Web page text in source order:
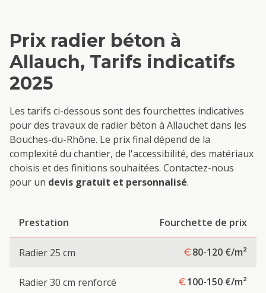
Prix radier béton à
Allauch, Tarifs indicatifs
2025
Les tarifs ci-dessous sont des fourchettes indicatives
pour des travaux de radier béton à Allauchet dans les
Bouches-du-Rhône. Le prix final dépend de la
complexité du chantier, de l'accessibilité, des matériaux
choisis et des finitions souhaitées. Contactez-nous
pour un devis gratuit et personnalisé.
Prestation Fourchette de prix
Radier 25 cm 80-120 €/m²
Radier 30 cm renforcé 100-150 €/m²